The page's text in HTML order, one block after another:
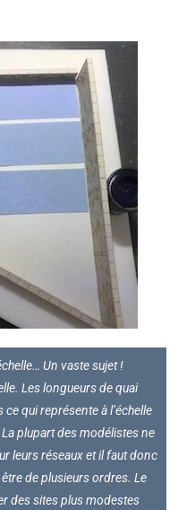
Un vaste sujet !
Les longueurs de quai
qui représente à l’échelle
plupart des modélistes ne
leurs réseaux et il faut donc
de plusieurs ordres. Le
des sites plus modestes